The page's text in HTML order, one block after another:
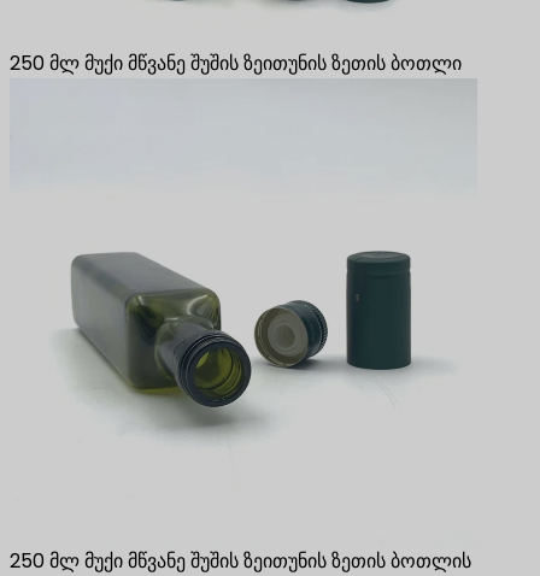
250 მლ მუქი მწვანე შუშის ზეითუნის ზეთის ბოთლი
250 მლ მუქი მწვანე შუშის ზეითუნის ზეთის ბოთლის